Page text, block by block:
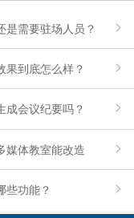
是需要驻场人员？
果到底怎么样？
成会议纪要吗？
媒体教室能改造
些功能？